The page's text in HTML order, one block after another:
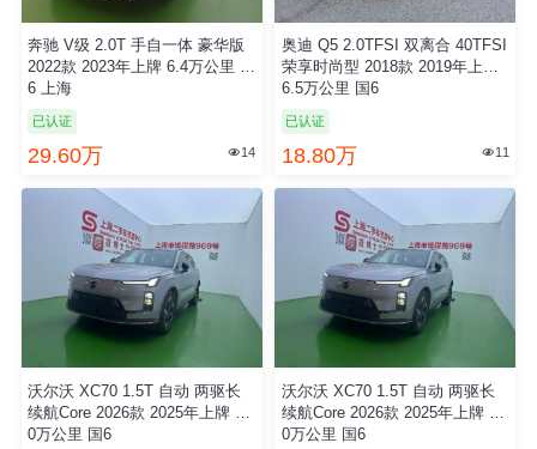
奔驰 V级 2.0T 手自一体 豪华版
2022款 2023年上牌 6.4万公里 国
6 上海
已认证
29.60万  14
奥迪 Q5 2.0TFSI 双离合 40TFSI
荣享时尚型 2018款 2019年上牌
6.5万公里 国6
已认证
18.80万  11
沃尔沃 XC70 1.5T 自动 两驱长
续航Core 2026款 2025年上牌 2.
0万公里 国6
沃尔沃 XC70 1.5T 自动 两驱长
续航Core 2026款 2025年上牌 2.
0万公里 国6